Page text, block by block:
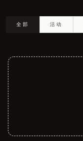
全部 活动